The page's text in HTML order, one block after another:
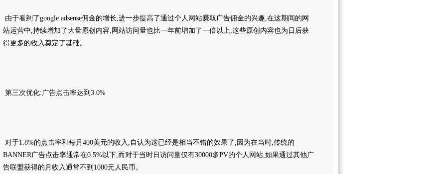
由于看到了google adsense佣金的增长,进一步提高了通过个人网站赚取广告佣金的兴趣,在这期间的网
站运营中,持续增加了大量原创内容,网站访问量也比一年前增加了一倍以上,这些原创内容也为日后获
得更多的收入奠定了基础。
第三次优化:广告点击率达到3.0%
对于1.8%的点击率和每月400美元的收入,自认为这已经是相当不错的效果了,因为在当时,传统的
BANNER广告点击率通常在0.5%以下,而对于当时日访问量仅有30000多PV的个人网站,如果通过其他广
告联盟获得的月收入通常不到1000元人民币。